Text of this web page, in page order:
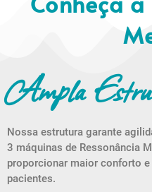
Ampla
Nossa estrutura garante
3 máquinas de Ressonância
proporcionar maior conforto
pacientes.